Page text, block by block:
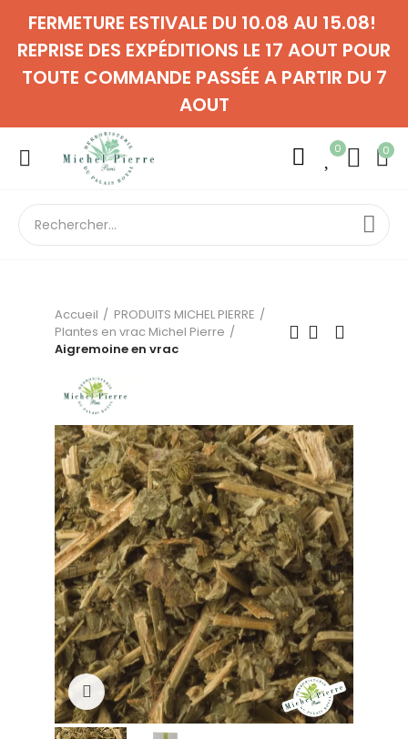
FERMETURE ESTIVALE DU 10.08 AU 15.08!
REPRISE DES EXPÉDITIONS LE 17 AOUT POUR
TOUTE COMMANDE PASSÉE A PARTIR DU 7
AOUT
0 0
Accueil
PRODUITS MICHEL PIERRE
Plantes en vrac Michel Pierre
Aigremoine en vrac
Click to enlarge